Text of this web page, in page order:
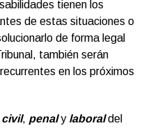
tienen los
de estas situaciones o
de forma legal
también serán
en los próximos
civil, penal y laboraldel